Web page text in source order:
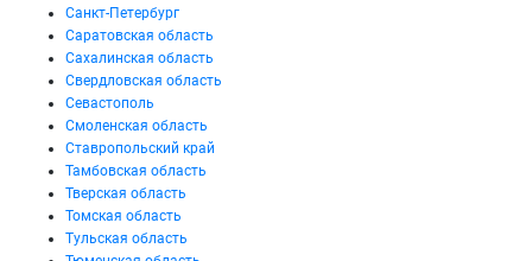
Санкт-Петербург
Саратовская область
Сахалинская область
Свердловская область
Севастополь
Смоленская область
Ставропольский край
Тамбовская область
Тверская область
Томская область
Тульская область